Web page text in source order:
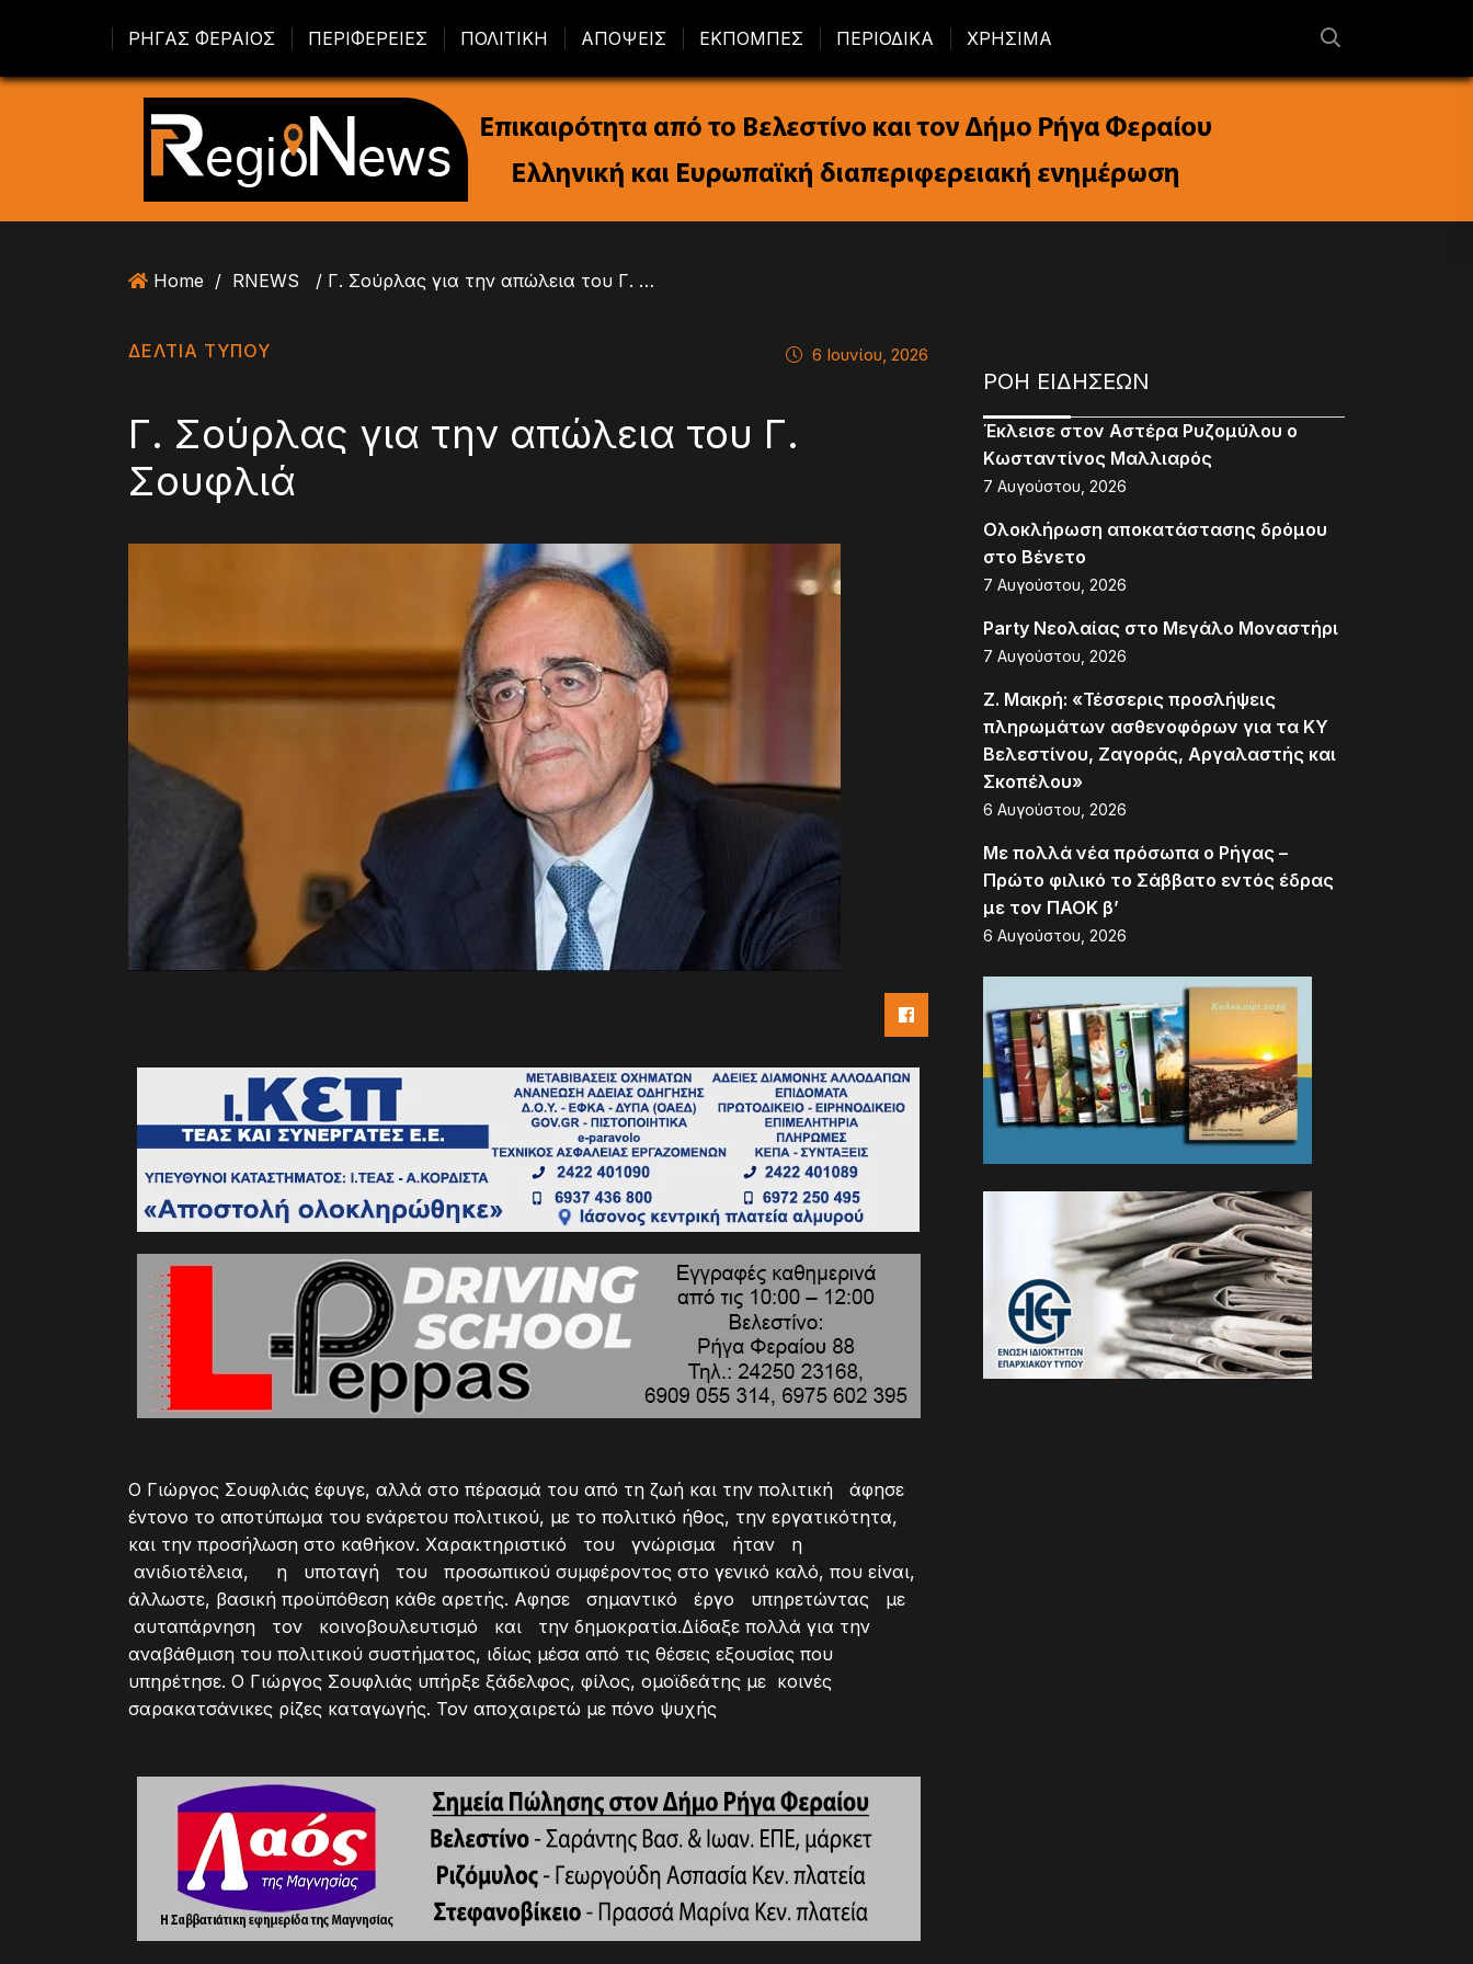
ΡΗΓΑΣ ΦΕΡΑΙΟΣ ΠΕΡΙΦΕΡΕΙΕΣ ΠΟΛΙΤΙΚΗ ΑΠΟΨΕΙΣ ΕΚΠΟΜΠΕΣ ΠΕΡΙΟΔΙΚΑ ΧΡΗΣΙΜΑ
Home / RNEWS / Γ. Σούρλας για την απώλεια του Γ. Σουφλιά
ΔΕΛΤΙΑ ΤΥΠΟΥ 6 Ιουνίου, 2026
Γ. Σούρλας για την απώλεια του Γ.
Σουφλιά
Ο Γιώργος Σουφλιάς έφυγε, αλλά στο πέρασμά του από τη ζωή και την πολιτική άφησε
έντονο το αποτύπωμα του ενάρετου πολιτικού, με το πολιτικό ήθος, την εργατικότητα,
και την προσήλωση στο καθήκον. Χαρακτηριστικό του γνώρισμα ήταν η
ανιδιοτέλεια, η υποταγή του προσωπικού συμφέροντος στο γενικό καλό, που είναι,
άλλωστε, βασική προϋπόθεση κάθε αρετής. Αφησε σημαντικό έργο υπηρετώντας με
αυταπάρνηση τον κοινοβουλευτισμό και την δημοκρατία.Δίδαξε πολλά για την
αναβάθμιση του πολιτικού συστήματος, ιδίως μέσα από τις θέσεις εξουσίας που
υπηρέτησε. Ο Γιώργος Σουφλιάς υπήρξε ξάδελφος, φίλος, ομοϊδεάτης με κοινές
σαρακατσάνικες ρίζες καταγωγής. Τον αποχαιρετώ με πόνο ψυχής
ΡΟΗ ΕΙΔΗΣΕΩΝ
Έκλεισε στον Αστέρα Ρυζομύλου ο
Κωσταντίνος Μαλλιαρός
7 Αυγούστου, 2026
Ολοκλήρωση αποκατάστασης δρόμου
στο Βένετο
7 Αυγούστου, 2026
Party Νεολαίας στο Μεγάλο Μοναστήρι
7 Αυγούστου, 2026
Ζ. Μακρή: «Τέσσερις προσλήψεις
πληρωμάτων ασθενοφόρων για τα ΚΥ
Βελεστίνου, Ζαγοράς, Αργαλαστής και
Σκοπέλου»
6 Αυγούστου, 2026
Με πολλά νέα πρόσωπα ο Ρήγας –
Πρώτο φιλικό το Σάββατο εντός έδρας
με τον ΠΑΟΚ β’
6 Αυγούστου, 2026